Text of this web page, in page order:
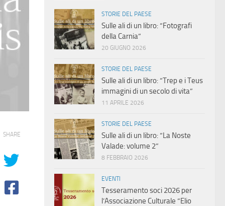
SHARE
STORIE DEL PAESE
Sulle ali di un libro: “Fotografi
della Carnia”
20 GIUGNO 2026
STORIE DEL PAESE
Sulle ali di un libro: “Trep e i Teus
immagini di un secolo di vita”
11 APRILE 2026
STORIE DEL PAESE
Sulle ali di un libro: “La Noste
Valade: volume 2”
8 FEBBRAIO 2026
EVENTI
Tesseramento soci 2026 per
l’Associazione Culturale “Elio